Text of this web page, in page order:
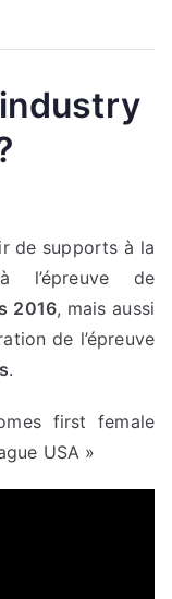
de supports à la
l’épreuve de
2016, mais aussi
de l’épreuve
.
first female
USA »